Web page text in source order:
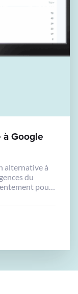
Google
alternative à
du
pour